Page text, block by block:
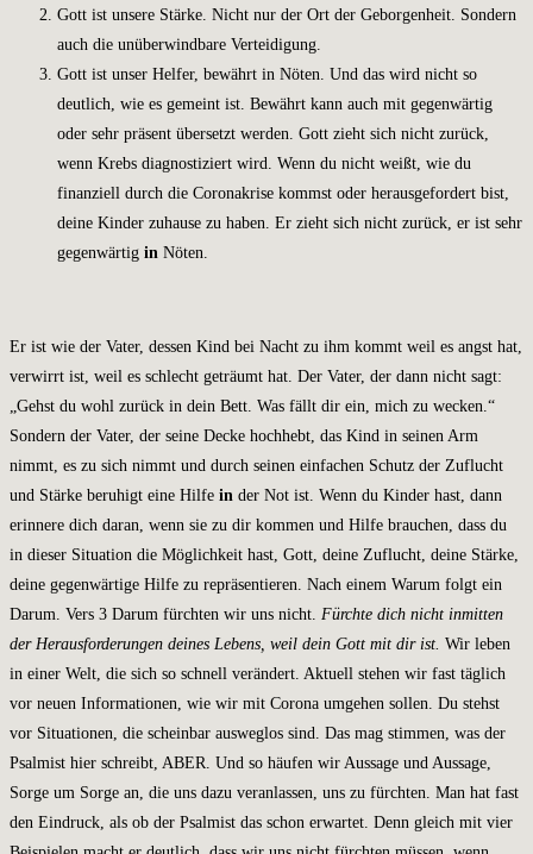
Gott ist unsere Stärke. Nicht nur der Ort der Geborgenheit. Sondern
auch die unüberwindbare Verteidigung.
Gott ist unser Helfer, bewährt in Nöten. Und das wird nicht so
deutlich, wie es gemeint ist. Bewährt kann auch mit gegenwärtig
oder sehr präsent übersetzt werden. Gott zieht sich nicht zurück,
wenn Krebs diagnostiziert wird. Wenn du nicht weißt, wie du
finanziell durch die Coronakrise kommst oder herausgefordert bist,
deine Kinder zuhause zu haben. Er zieht sich nicht zurück, er ist sehr
gegenwärtig in Nöten.
Er ist wie der Vater, dessen Kind bei Nacht zu ihm kommt weil es angst hat,
verwirrt ist, weil es schlecht geträumt hat. Der Vater, der dann nicht sagt:
„Gehst du wohl zurück in dein Bett. Was fällt dir ein, mich zu wecken.“
Sondern der Vater, der seine Decke hochhebt, das Kind in seinen Arm
nimmt, es zu sich nimmt und durch seinen einfachen Schutz der Zuflucht
und Stärke beruhigt eine Hilfe in der Not ist. Wenn du Kinder hast, dann
erinnere dich daran, wenn sie zu dir kommen und Hilfe brauchen, dass du
in dieser Situation die Möglichkeit hast, Gott, deine Zuflucht, deine Stärke,
deine gegenwärtige Hilfe zu repräsentieren. Nach einem Warum folgt ein
Darum. Vers 3 Darum fürchten wir uns nicht. Fürchte dich nicht inmitten
der Herausforderungen deines Lebens, weil dein Gott mit dir ist. Wir leben
in einer Welt, die sich so schnell verändert. Aktuell stehen wir fast täglich
vor neuen Informationen, wie wir mit Corona umgehen sollen. Du stehst
vor Situationen, die scheinbar ausweglos sind. Das mag stimmen, was der
Psalmist hier schreibt, ABER. Und so häufen wir Aussage und Aussage,
Sorge um Sorge an, die uns dazu veranlassen, uns zu fürchten. Man hat fast
den Eindruck, als ob der Psalmist das schon erwartet. Denn gleich mit vier